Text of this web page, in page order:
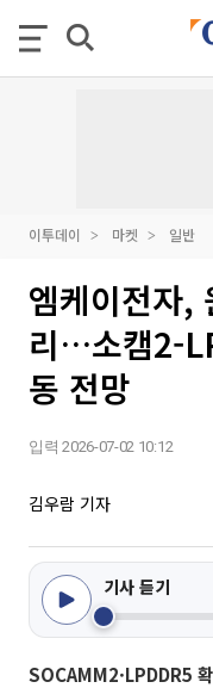
이투데이 마켓 일반
엠케이전자,
리…소캠2-
동 전망
입력 2026-07-02 10:12
김우람 기자
기사 듣기
SOCAMM2·LPDDR5